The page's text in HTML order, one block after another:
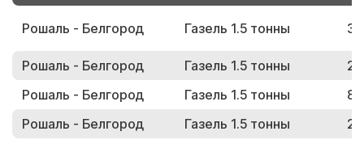
Рошаль - Белгород Газель 1.5 тонны
Рошаль - Белгород Газель 1.5 тонны
Рошаль - Белгород
Газель 1.5 тонны
Рошаль - Белгород
Газель 1.5 тонны